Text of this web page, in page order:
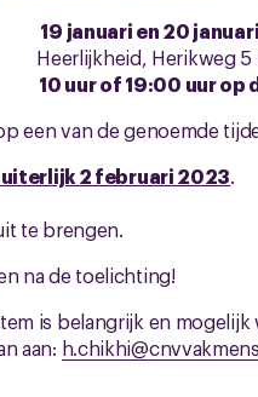
19 januari en 20 januari
Herikweg 5 te
10 uur of 19:00 uur op
een van de genoemde
2 februari 2023.
te brengen.
na de toelichting!
is belangrijk en
aan: